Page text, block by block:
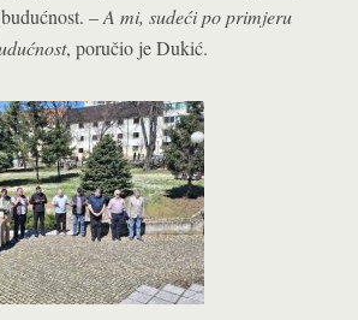
–A mi, sudeći po primjeru
, poručio je Dukić.